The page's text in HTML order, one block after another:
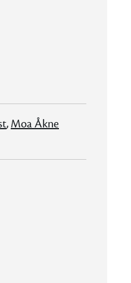
,Moa Åkne